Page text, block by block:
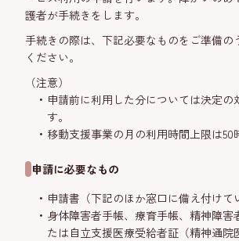
護者が手続きをします。
手続きの際は、下記必要なものをご準備の
ください。
（注意）
申請前に利用した分については決定の
す。
移動支援事業の月の利用時間上限は50
申請に必要なもの
申請書（下記のほか窓口に備え付けて
身体障害者手帳、療育手帳、精神障害
たは自立支援医療受給者証（精神通院